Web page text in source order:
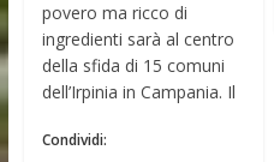
povero ma ricco di
ingredienti sarà al centro
della sfida di 15 comuni
dell’Irpinia in Campania. Il
Condividi: